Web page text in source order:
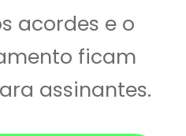
acordes e o
ficam
assinantes.